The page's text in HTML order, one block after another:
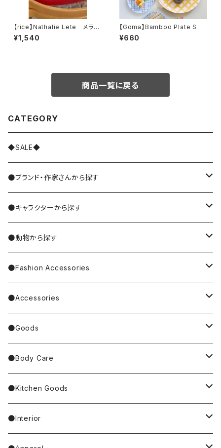
【rice】Nathalie Lete メラミ
ンカップS
¥1,540
【Goma】Bamboo Plate S
¥660
商品一覧に戻る
CATEGORY
◆SALE◆
●ブランド・作家さんから探す
MIYUKI MATSUO/松尾ミユキ
Nathalie Lete
Miyagi Chika/みやぎちか
BAREFOOT
Richard Scarry/リチャード・スキャリー
Palnart Poc
4F Palnart Poc（cat）
Hannah Turner
Casselini/HEY! Mrs ROSE
●キャラクターから探す
Krtek／もぐらのクルテク
PUPPET SUNSUN／パペットスンスン
Garfield
BETTY BOOP
PINGU
●動物から探す
cat／猫
dog／犬
rabbit／うさぎ
●Fashion Accessories
Bag
Tote Bag
Other Bag
Pouch
Handkerchief／Towel／TENUGUI
Socks
Stole／Muffler
●Accessories
earrings／ピアス
clip on earrings／イヤリング
ear cuff／イヤーカフ
necklace／ネックレス
●Goods
Mirror
ornaments／accessory case
toys／stuffed toy
●Body Care
hand soap
hand cream
●Kitchen Goods
tableware
●Interior